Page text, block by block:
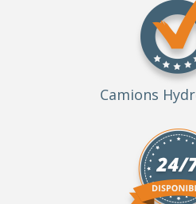
Camions